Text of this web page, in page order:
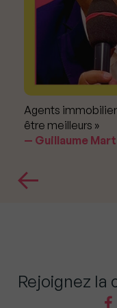
Agents
être meilleurs »
Guillaume
Rejoignez